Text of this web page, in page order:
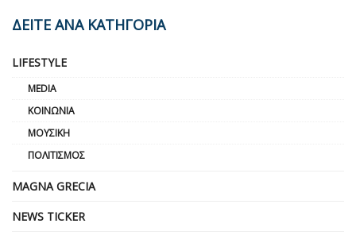
ΔΕΙΤΕ ΑΝΑ ΚΑΤΗΓΟΡΙΑ
LIFESTYLE
MEDIA
ΚΟΙΝΩΝΊΑ
ΜΟΥΣΙΚΉ
ΠΟΛΙΤΙΣΜΌΣ
MAGNA GRECIA
NEWS TICKER